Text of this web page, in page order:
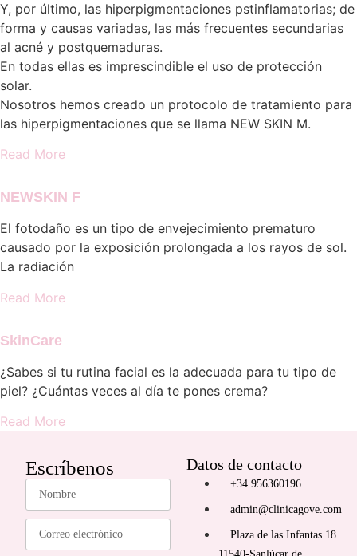
Y, por último, las hiperpigmentaciones pstinflamatorias; de
forma y causas variadas, las más frecuentes secundarias
al acné y postquemaduras.
En todas ellas es imprescindible el uso de protección
solar.
Nosotros hemos creado un protocolo de tratamiento para
las hiperpigmentaciones que se llama NEW SKIN M.
Read More
NEWSKIN F
El fotodaño es un tipo de envejecimiento prematuro
causado por la exposición prolongada a los rayos de sol.
La radiación
Read More
SkinCare
¿Sabes si tu rutina facial es la adecuada para tu tipo de
piel? ¿Cuántas veces al día te pones crema?
Read More
Escríbenos Datos de contacto
+34 956360196
admin@clinicagove.com
Plaza de las Infantas 18